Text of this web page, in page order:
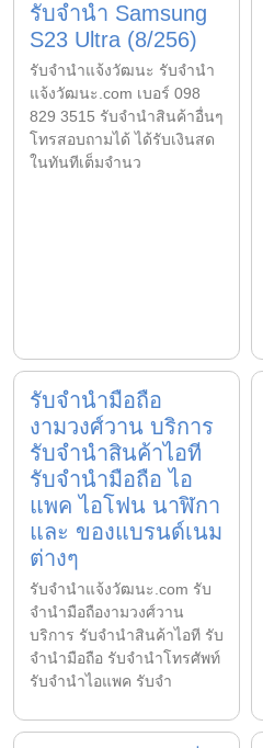
รับจำนำ Samsung
S23 Ultra (8/256)
รับจํานําแจ้งวัฒนะ รับจํานํา
แจ้งวัฒนะ.com เบอร์ 098
829 3515 รับจำนำสินค้าอื่นๆ
โทรสอบถามได้ ได้รับเงินสด
ในทันทีเต็มจำนว
รับจำนำมือถือ
งามวงศ์วาน บริการ
รับจำนำสินค้าไอที
รับจำนำมือถือ ไอ
แพค ไอโฟน นาฬิกา
และ ของแบรนด์เนม
ต่างๆ
รับจํานําแจ้งวัฒนะ.com รับ
จำนำมือถืองามวงศ์วาน
บริการ รับจำนำสินค้าไอที รับ
จำนำมือถือ รับจำนำโทรศัพท์
รับจำนำไอแพค รับจำ